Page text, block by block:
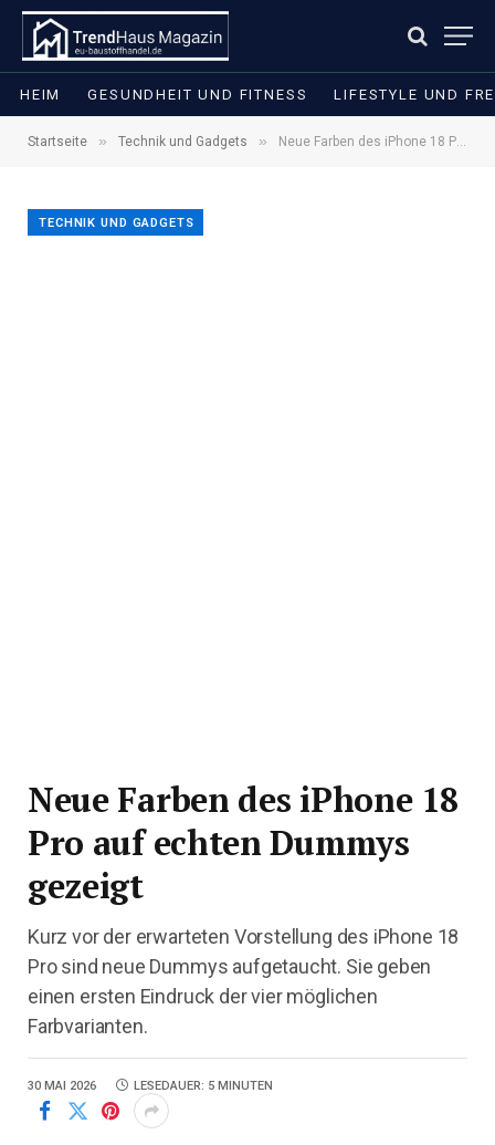
HEIM GESUNDHEIT UND FITNESS LIFESTYLE UND
Startseite » Technik und Gadgets » Neue Farben des iPhone 18 Pro auf echten Dummys gezeigt
TECHNIK UND GADGETS
Neue Farben des iPhone 18
Pro auf echten Dummys
gezeigt
Kurz vor der erwarteten Vorstellung des iPhone 18
Pro sind neue Dummys aufgetaucht. Sie geben
einen ersten Eindruck der vier möglichen
Farbvarianten.
30 MAI 2026 LESEDAUER: 5 MINUTEN